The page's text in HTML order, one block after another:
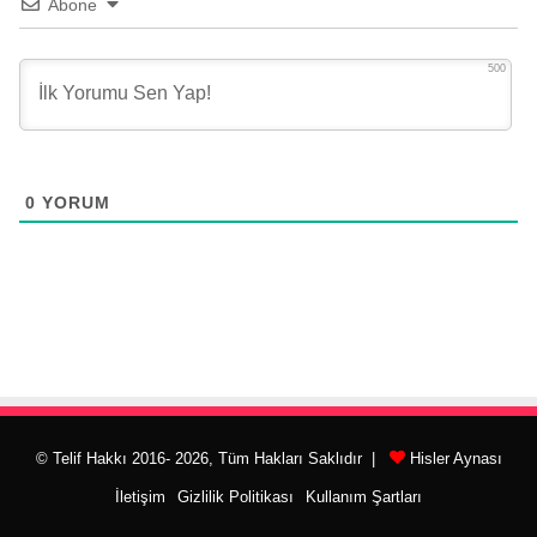
Abone
500
0 YORUM
© Telif Hakkı 2016- 2026, Tüm Hakları Saklıdır | Hisler Aynası
İletişim Gizlilik Politikası Kullanım Şartları